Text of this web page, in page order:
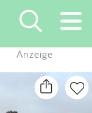
×
Anzeige